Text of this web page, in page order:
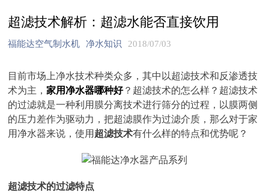
超滤技术解析：超滤水能否直接饮用
福能达空气制水机 净水知识 2018/07/03
目前市场上净水技术种类众多，其中以超滤技术和反渗透技
术为主，家用净水器哪种好？超滤技术的怎么样？超滤技术
的过滤就是一种利用膜分离技术进行筛分的过程，以膜两侧
的压力差作为驱动力，把超滤膜作为过滤介质，那么对于家
用净水器来说，使用 超滤技术有什么样的特点和优势呢？
超滤技术的过滤特点